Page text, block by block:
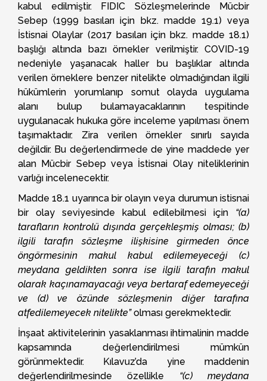
kabul edilmiştir. FIDIC Sözleşmelerinde Mücbir
Sebep (1999 basıları için bkz. madde 19.1) veya
İstisnai Olaylar (2017 basıları için bkz. madde 18.1)
başlığı altında bazı örnekler verilmiştir. COVID-19
nedeniyle yaşanacak haller bu başlıklar altında
verilen örneklere benzer nitelikte olmadığından ilgili
hükümlerin yorumlanıp somut olayda uygulama
alanı bulup bulamayacaklarının tespitinde
uygulanacak hukuka göre inceleme yapılması önem
taşımaktadır. Zira verilen örnekler sınırlı sayıda
değildir. Bu değerlendirmede de yine maddede yer
alan Mücbir Sebep veya İstisnai Olay niteliklerinin
varlığı incelenecektir.
Madde 18.1 uyarınca bir olayın veya durumun istisnai
bir olay seviyesinde kabul edilebilmesi için “(a)
tarafların kontrolü dışında gerçekleşmiş olması; (b)
ilgili tarafın sözleşme ilişkisine girmeden önce
öngörmesinin makul kabul edilemeyeceği (c)
meydana geldikten sonra ise ilgili tarafın makul
olarak kaçınamayacağı veya bertaraf edemeyeceği
ve (d) ve özünde sözleşmenin diğer tarafına
atfedilemeyecek nitelikte”olması gerekmektedir.
İnşaat aktivitelerinin yasaklanması ihtimalinin madde
kapsamında değerlendirilmesi mümkün
görünmektedir. Kılavuz’da yine maddenin
değerlendirilmesinde özellikle “(c) meydana